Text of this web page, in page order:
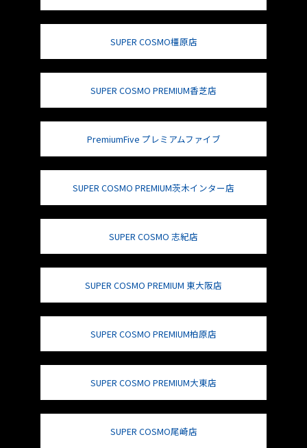
SUPER COSMO橿原店
SUPER COSMO PREMIUM香芝店
PremiumFive プレミアムファイブ
SUPER COSMO PREMIUM茨木インター店
SUPER COSMO 志紀店
SUPER COSMO PREMIUM 東大阪店
SUPER COSMO PREMIUM柏原店
SUPER COSMO PREMIUM大東店
SUPER COSMO尾崎店